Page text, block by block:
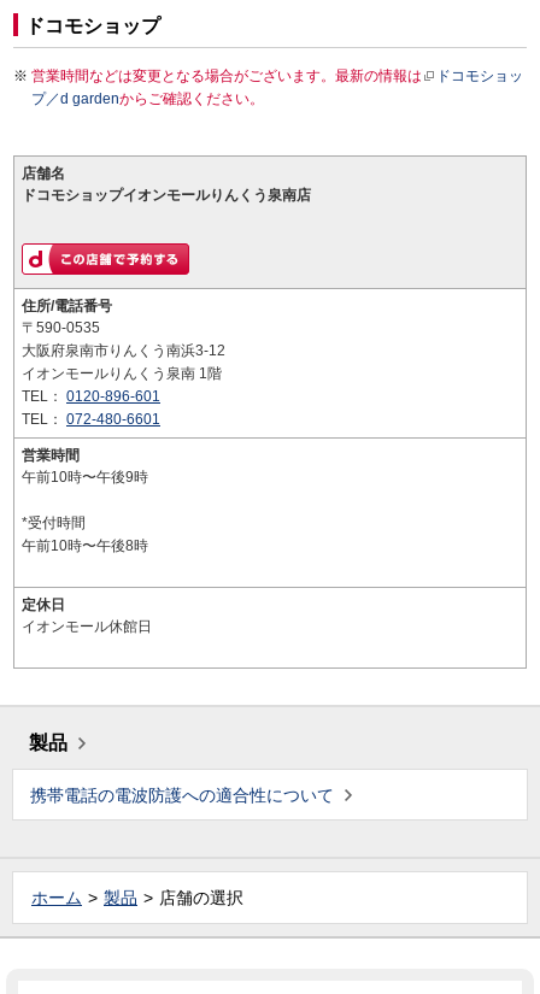
ドコモショップ
営業時間などは変更となる場合がございます。最新の情報は
ドコモショッ
プ／d gardenからご確認ください。
店舗名
ドコモショップイオンモールりんくう泉南店
住所/電話番号
〒590-0535
大阪府泉南市りんくう南浜3-12
イオンモールりんくう泉南 1階
TEL： 0120-896-601
TEL： 072-480-6601
営業時間
午前10時〜午後9時
*受付時間
午前10時〜午後8時
定休日
イオンモール休館日
製品
携帯電話の電波防護への適合性について
ホーム 製品 店舗の選択